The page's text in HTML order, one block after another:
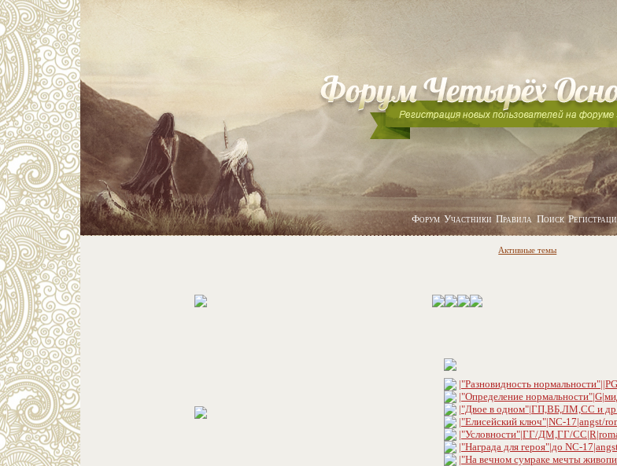
Форум Участники Правила Поиск
Активные темы
|"Разновидность
|"Определение
|"Двое в одном"|ГП,ВБ,ЛМ,СС и
|"Елисейский ключ"|NC-17|angst/
|"Условности"|ГГ/ДМ,ГГ/
|"Награда для героя"|до NC-
|"На вечном сумраке мечты